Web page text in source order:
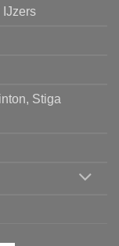
IJzers
Stiga